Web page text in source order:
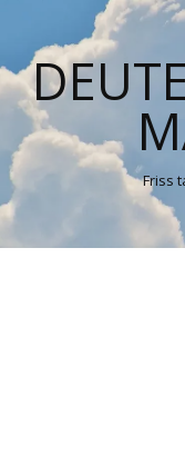
Friss